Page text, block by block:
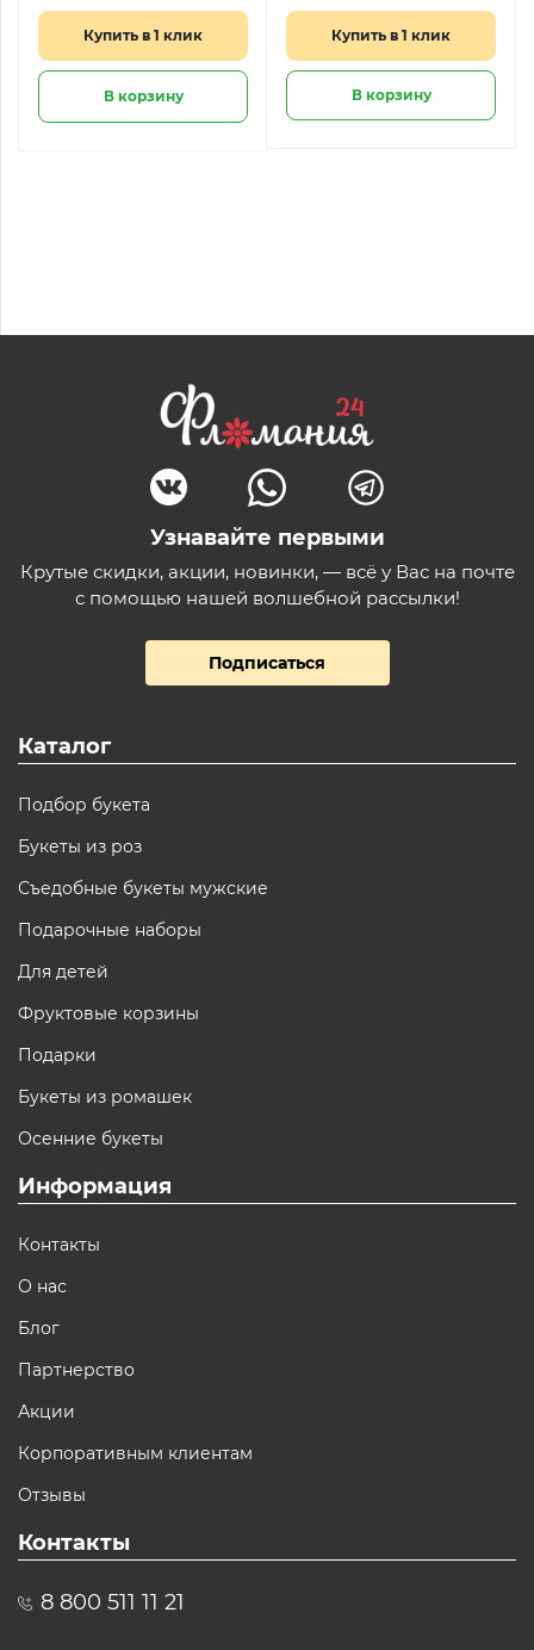
Купить в 1 клик
В корзину
Купить в 1 клик
В корзину
Узнавайте первыми
Крутые скидки, акции, новинки, — всё у Вас на почте
с помощью нашей волшебной рассылки!
Подписаться
Каталог
Подбор букета
Букеты из роз
Съедобные букеты мужские
Подарочные наборы
Для детей
Фруктовые корзины
Подарки
Букеты из ромашек
Осенние букеты
Информация
Контакты
О нас
Блог
Партнерство
Акции
Корпоративным клиентам
Отзывы
Контакты
8 800 511 11 21